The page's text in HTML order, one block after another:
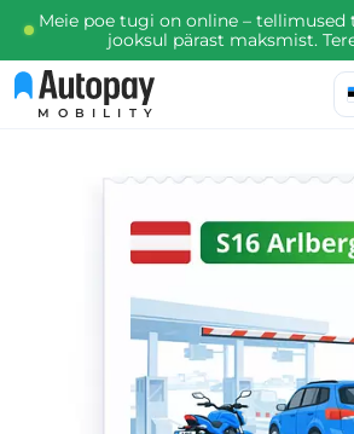
Meie poe tugi on online – tellimused
jooksul pärast maksmist.
MOBILITY